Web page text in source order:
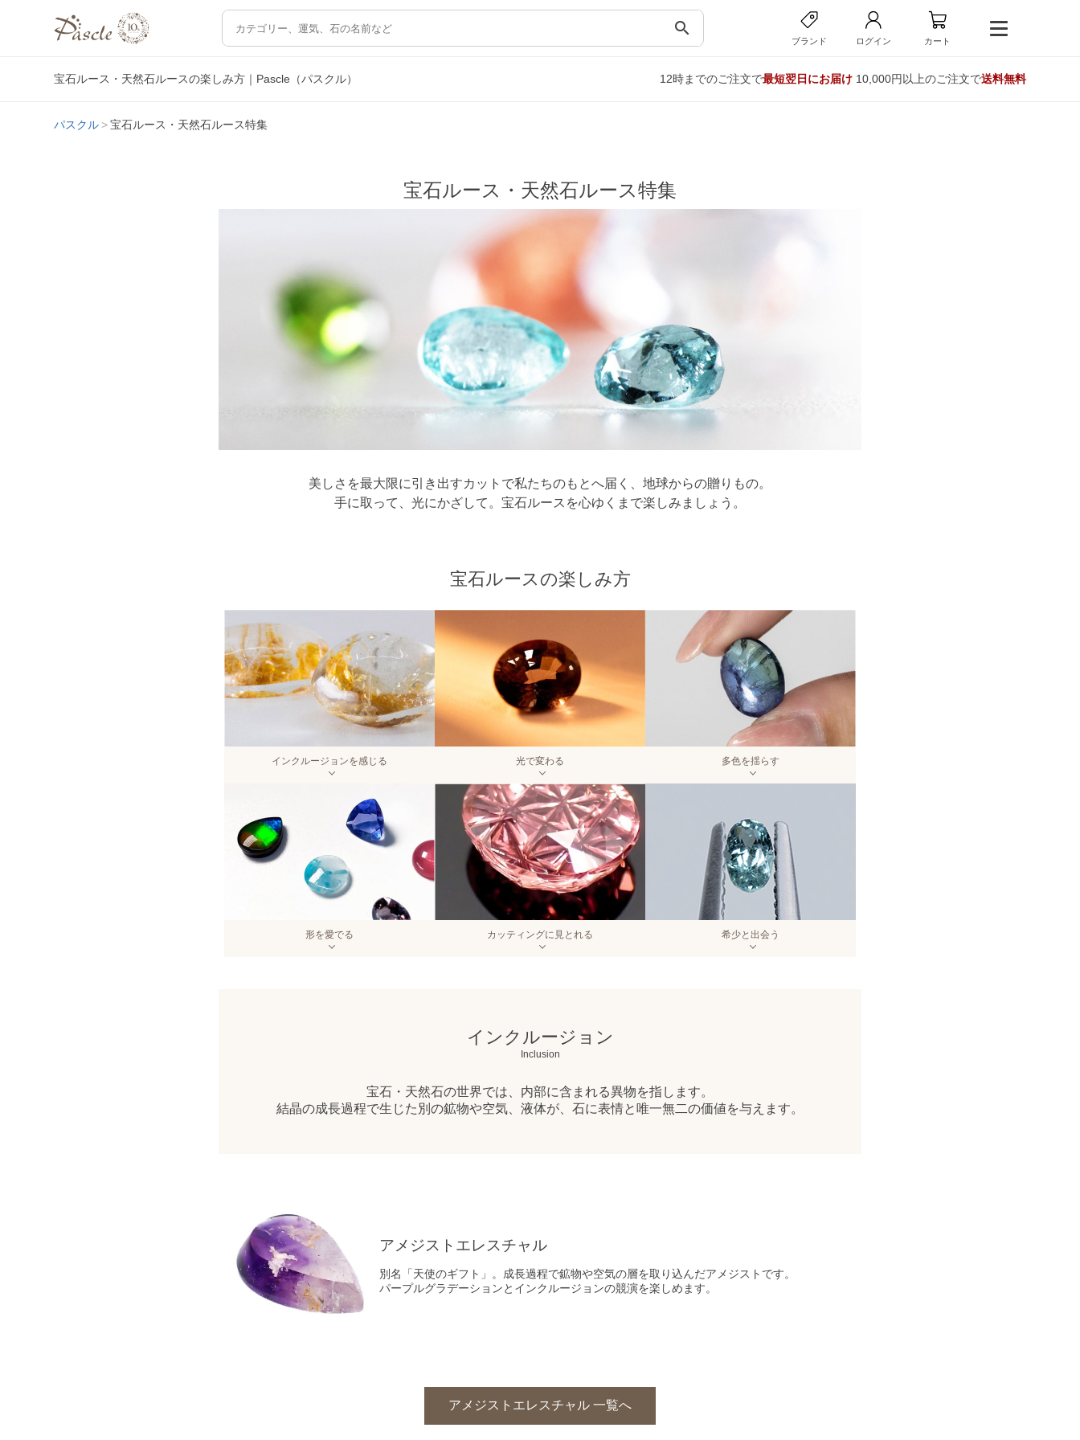
search
ブランド ログイン カート
宝石ルース・天然石ルースの楽しみ方｜Pascle（パスクル） 12時までのご注文で最短翌日にお届け10,000円以上のご注文で送料無料
パスクル 宝石ルース・天然石ルース特集
宝石ルース・天然石ルース特集
美しさを最大限に引き出すカットで私たちのもとへ届く、地球からの贈りもの。
手に取って、光にかざして。宝石ルースを心ゆくまで楽しみましょう。
宝石ルースの楽しみ方
インクルージョンを感じる 光で変わる 多色を揺らす
形を愛でる カッティングに見とれる 希少と出会う
インクルージョン
Inclusion
宝石・天然石の世界では、内部に含まれる異物を指します。
結晶の成長過程で生じた別の鉱物や空気、液体が、石に表情と唯一無二の価値を与えます。
アメジストエレスチャル
別名「天使のギフト」。成長過程で鉱物や空気の層を取り込んだアメジストです。
パープルグラデーションとインクルージョンの競演を楽しめます。
アメジストエレスチャル 一覧へ